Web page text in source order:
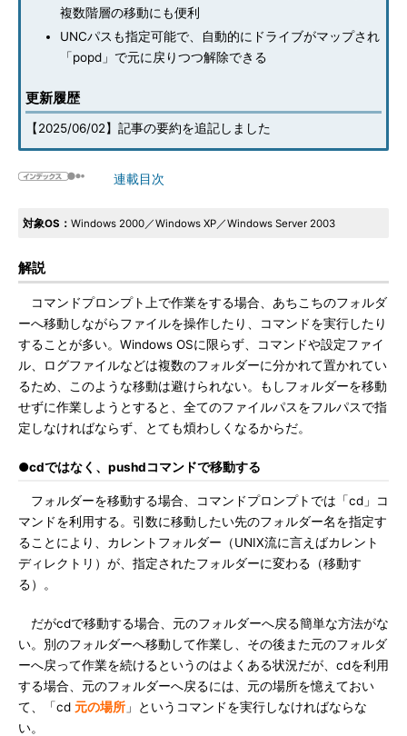
複数階層の移動にも便利
UNCパスも指定可能で、自動的にドライブがマップされ
「popd」で元に戻りつつ解除できる
更新履歴
【2025/06/02】記事の要約を追記しました
連載目次
対象OS： Windows 2000／Windows XP／Windows Server 2003
解説
コマンドプロンプト上で作業をする場合、あちこちのフォルダ
ーへ移動しながらファイルを操作したり、コマンドを実行したり
することが多い。Windows OSに限らず、コマンドや設定ファイ
ル、ログファイルなどは複数のフォルダーに分かれて置かれてい
るため、このような移動は避けられない。もしフォルダーを移動
せずに作業しようとすると、全てのファイルパスをフルパスで指
定しなければならず、とても煩わしくなるからだ。
●cdではなく、pushdコマンドで移動する
フォルダーを移動する場合、コマンドプロンプトでは「cd」コ
マンドを利用する。引数に移動したい先のフォルダー名を指定す
ることにより、カレントフォルダー（UNIX流に言えばカレント
ディレクトリ）が、指定されたフォルダーに変わる（移動す
る）。
だがcdで移動する場合、元のフォルダーへ戻る簡単な方法がな
い。別のフォルダーへ移動して作業し、その後また元のフォルダ
ーへ戻って作業を続けるというのはよくある状況だが、cdを利用
する場合、元のフォルダーへ戻るには、元の場所を憶えておい
て、「cd 元の場所 」というコマンドを実行しなければならな
い。